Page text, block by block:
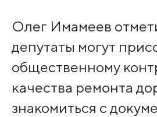
Олег Имамеев
депутаты могут
общественному
качества ремонта
знакомиться с